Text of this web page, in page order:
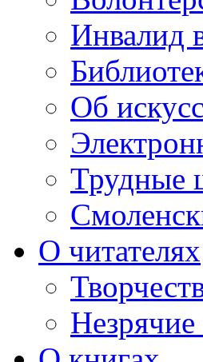
Инвалид
Об
Трудные
О читателях